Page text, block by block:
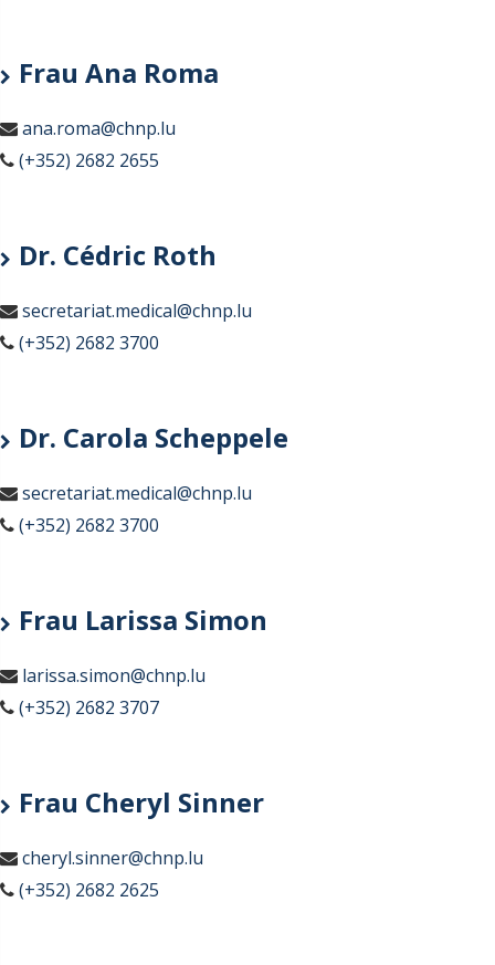
Frau Ana Roma
ana.roma@chnp.lu
(+352) 2682 2655
Dr. Cédric Roth
secretariat.medical@chnp.lu
(+352) 2682 3700
Dr. Carola Scheppele
secretariat.medical@chnp.lu
(+352) 2682 3700
Frau Larissa Simon
larissa.simon@chnp.lu
(+352) 2682 3707
Frau Cheryl Sinner
cheryl.sinner@chnp.lu
(+352) 2682 2625